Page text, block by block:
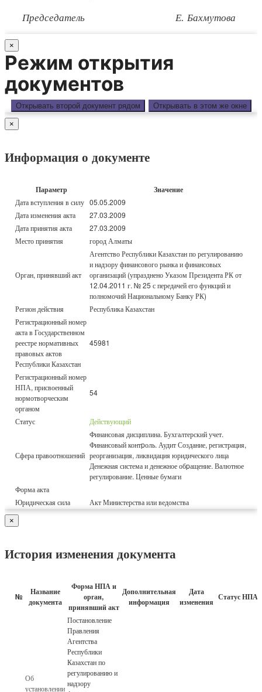
Председатель Е. Бахмутова
×
Режим открытия
документов
Открывать второй документ рядом Открывать в этом же окне
×
Информация о документе
Параметр Значение
Дата вступления в силу 05.05.2009
Дата изменения акта
27.03.2009
Дата принятия акта
27.03.2009
Место принятия
город Алматы
Орган, принявший акт
Агентство Республики Казахстан по регулированию
и надзору финансового рынка и финансовых
организаций (упразднено Указом Президента РК от
12.04.2011 г. № 25 с передачей его функций и
полномочий Национальному Банку РК)
Регион действия
Республика Казахстан
Регистрационный номер
акта в Государственном
реестре нормативных
правовых актов
Республики Казахстан
45981
Регистрационный номер
НПА, присвоенный
нормотворческим
органом
54
Статус Действующий
Сфера правоотношений
Финансовая дисциплина. Бухгалтерский учет.
Финансовый контpоль. Аудит Создание, регистрация,
реорганизация, ликвидация юридического лица
Денежная система и денежное обpащение. Валютное
регулирование. Ценные бумаги
Форма акта
Юридическая сила
Акт Министерства или ведомства
×
История изменения документа
№
Название
документа
Форма НПА и
орган,
принявший акт
Дополнительная
информация
Дата
изменения Статус НПА
Об
установлении
Постановление
Правления
Агентства
Республики
Казахстан по
регулированию и
надзору